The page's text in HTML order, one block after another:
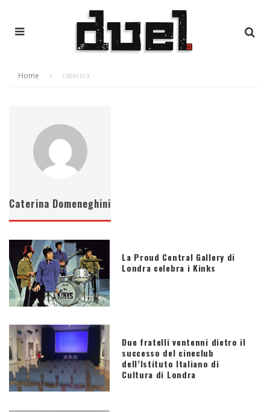
Home caterina
Caterina Domeneghini
La Proud Central Gallery di
Londra celebra i Kinks
Due fratelli ventenni dietro il
successo del cineclub
dell’Istituto Italiano di
Cultura di Londra